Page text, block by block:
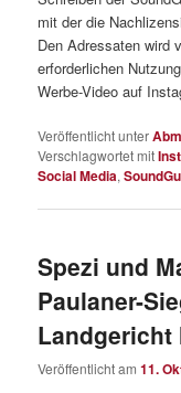
mit der die
Den Adressaten wird
erforderlichen
Werbe-Video auf
Veröffentlicht unter
Verschlagwortet mit
Social Media,
Spezi und
Paulaner-
Landgericht
Veröffentlicht am11.